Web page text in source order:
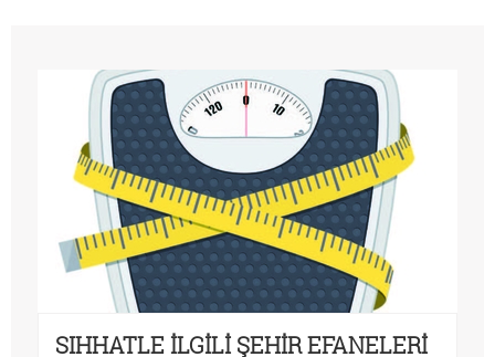
SIHHATLE İLGİLİ ŞEHİR EFANELERİ